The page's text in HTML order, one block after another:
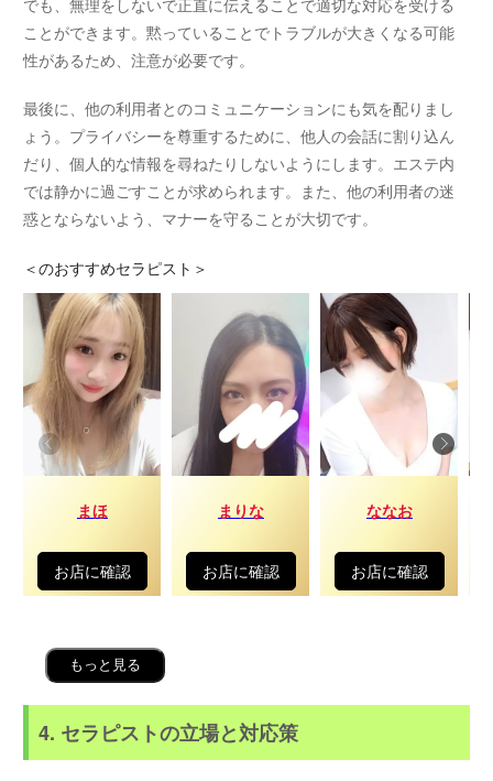
ことができます。黙っていることでトラブルが大きくなる可能
性があるため、注意が必要です。
最後に、他の利用者とのコミュニケーションにも気を配りまし
ょう。プライバシーを尊重するために、他人の会話に割り込ん
だり、個人的な情報を尋ねたりしないようにします。エステ内
では静かに過ごすことが求められます。また、他の利用者の迷
惑とならないよう、マナーを守ることが大切です。
＜のおすすめセラピスト＞
まほ
お店に確認
まりな
お店に確認
ななお
お店に確認
もっと見る
4. セラピストの立場と対応策